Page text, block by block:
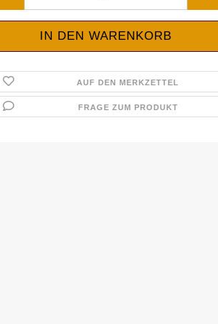
AUF DEN MERKZETTEL
FRAGE ZUM PRODUKT